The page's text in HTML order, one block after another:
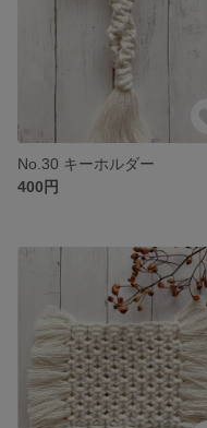
No.30 キーホルダー
400円